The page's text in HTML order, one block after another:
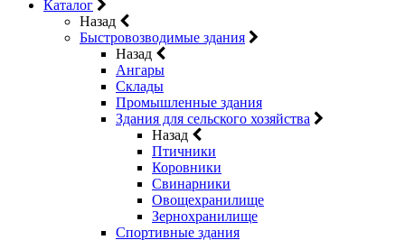
Каталог
Назад
Быстровозводимые здания
Назад
Ангары
Склады
Промышленные здания
Здания для сельского хозяйства
Назад
Птичники
Коровники
Свинарники
Овощехранилище
Зернохранилище
Спортивные здания